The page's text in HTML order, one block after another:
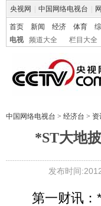
央视网 中国网络电视台
首页 新闻 经济 体育
电视
频道大全 栏目大全
中国网络电视台 > 经济台 > 资
*ST大地
发布时间
第一财讯：